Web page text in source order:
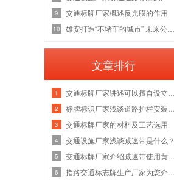
9 交通标牌厂家概述反光膜的作用
10
文章排行
1
2
3 ​交通标牌厂家的材料及工艺选用
4 交通设施厂家浅谈减速带是什么？
5
6